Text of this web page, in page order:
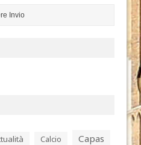
Calcio Capas